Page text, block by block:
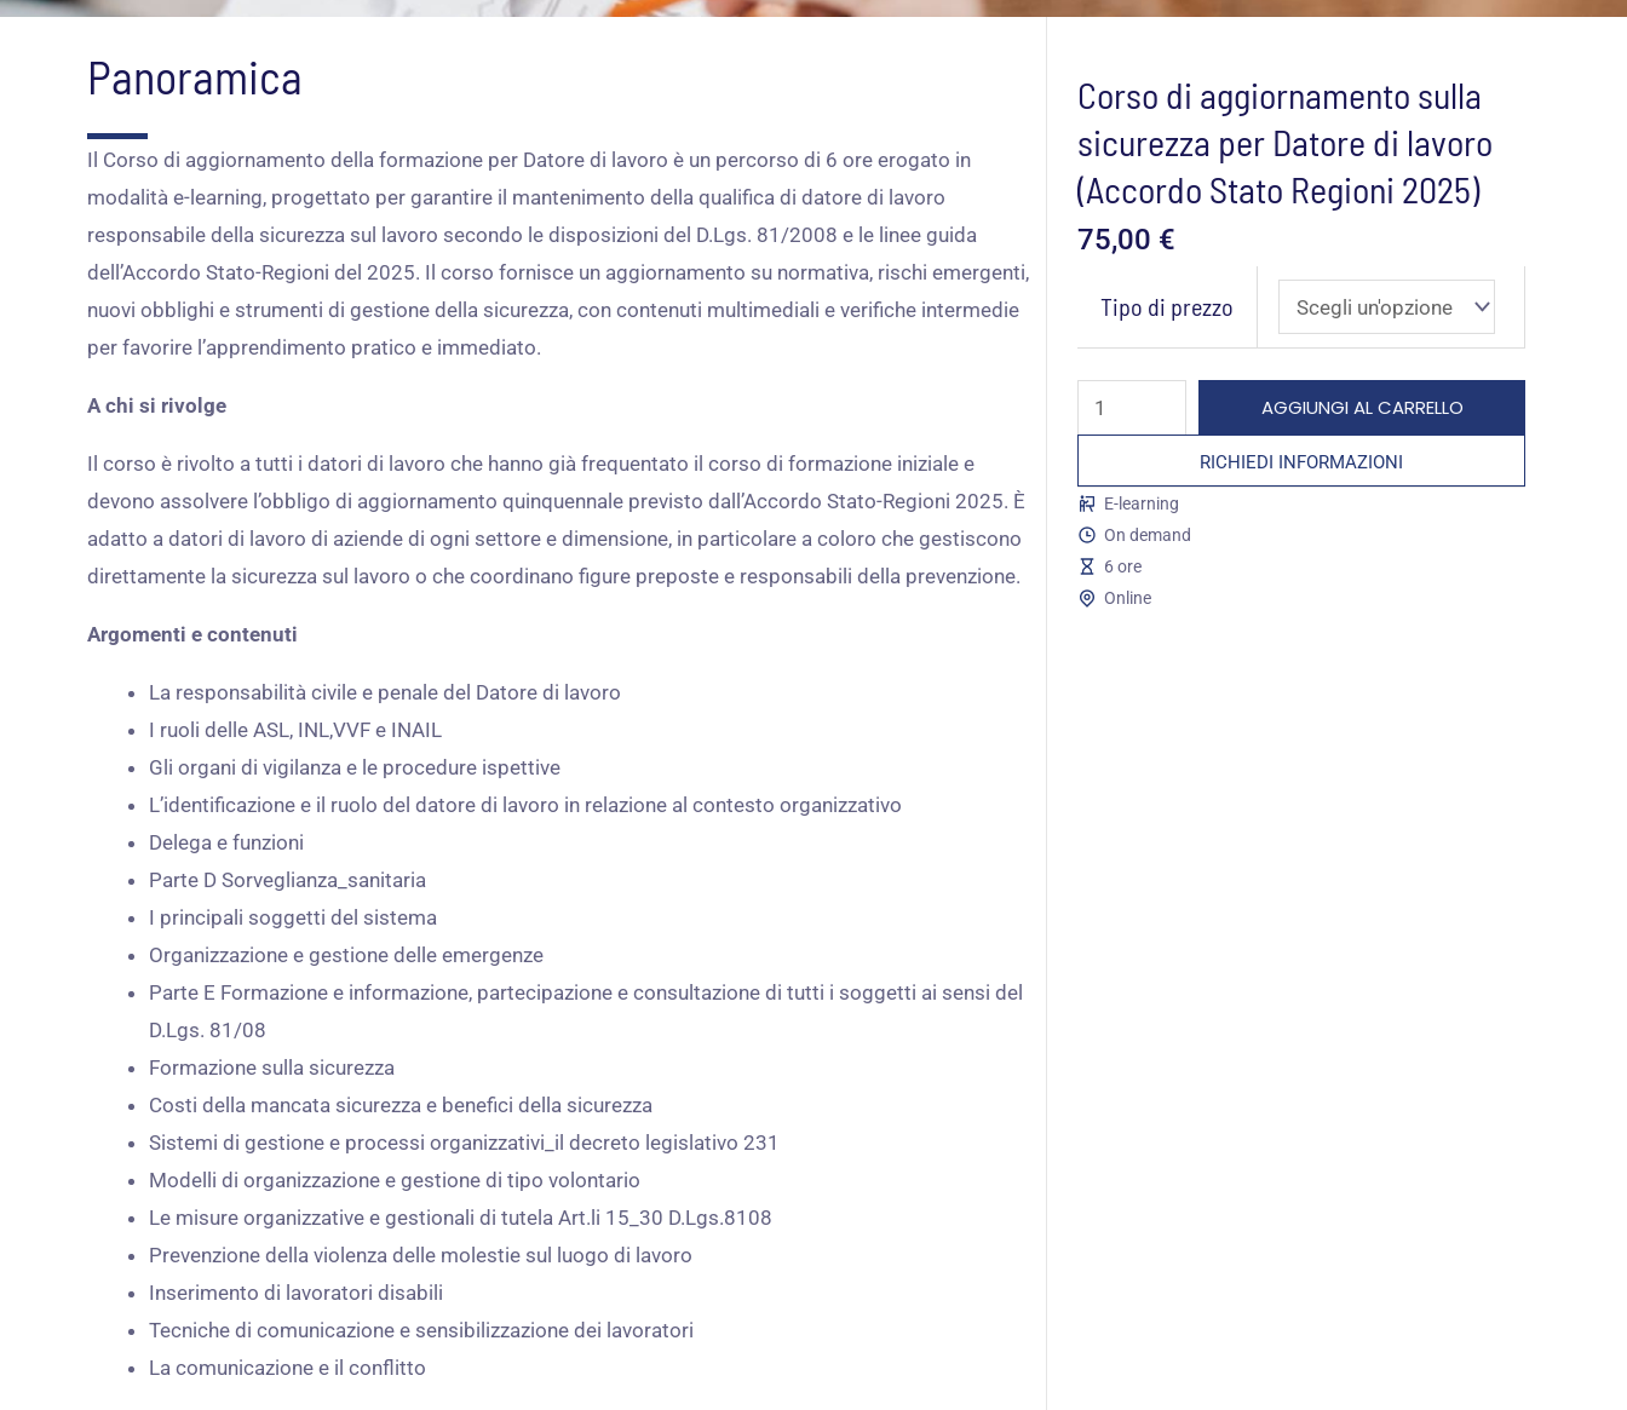
Panoramica
Il Corso di aggiornamento della formazione per Datore di lavoro è un percorso di 6 ore erogato in
modalità e-learning, progettato per garantire il mantenimento della qualifica di datore di lavoro
responsabile della sicurezza sul lavoro secondo le disposizioni del D.Lgs. 81/2008 e le linee guida
dell’Accordo Stato-Regioni del 2025. Il corso fornisce un aggiornamento su normativa, rischi emergenti,
nuovi obblighi e strumenti di gestione della sicurezza, con contenuti multimediali e verifiche intermedie
per favorire l’apprendimento pratico e immediato.
A chi si rivolge
Il corso è rivolto a tutti i datori di lavoro che hanno già frequentato il corso di formazione iniziale e
devono assolvere l’obbligo di aggiornamento quinquennale previsto dall’Accordo Stato-Regioni 2025. È
adatto a datori di lavoro di aziende di ogni settore e dimensione, in particolare a coloro che gestiscono
direttamente la sicurezza sul lavoro o che coordinano figure preposte e responsabili della prevenzione.
Argomenti e contenuti
La responsabilità civile e penale del Datore di lavoro
I ruoli delle ASL, INL,VVF e INAIL
Gli organi di vigilanza e le procedure ispettive
L’identificazione e il ruolo del datore di lavoro in relazione al contesto organizzativo
Delega e funzioni
Parte D Sorveglianza_sanitaria
I principali soggetti del sistema
Organizzazione e gestione delle emergenze
Parte E Formazione e informazione, partecipazione e consultazione di tutti i soggetti ai sensi del
D.Lgs. 81/08
Formazione sulla sicurezza
Costi della mancata sicurezza e benefici della sicurezza
Sistemi di gestione e processi organizzativi_il decreto legislativo 231
Modelli di organizzazione e gestione di tipo volontario
Le misure organizzative e gestionali di tutela Art.li 15_30 D.Lgs.8108
Prevenzione della violenza delle molestie sul luogo di lavoro
Inserimento di lavoratori disabili
Tecniche di comunicazione e sensibilizzazione dei lavoratori
La comunicazione e il conflitto
Corso di aggiornamento sulla
sicurezza per Datore di lavoro
(Accordo Stato Regioni 2025)
75,00 €
Tipo di prezzo
sulla
sicurezza
Datore
di
lavoro
AGGIUNGI AL CARRELLO
RICHIEDI INFORMAZIONI
E-learning
On demand
6 ore
Online